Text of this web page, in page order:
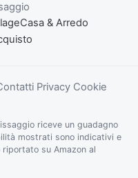
Casa & Arredo
Privacy Cookie
riceve un guadagno
mostrati sono indicativi e
su Amazon al